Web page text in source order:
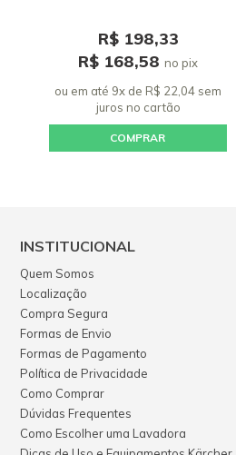
R$ 198,33
R$ 168,58 no pix
ou em até 9x de R$ 22,04 sem
juros no cartão
COMPRAR
INSTITUCIONAL
Quem Somos
Localização
Compra Segura
Formas de Envio
Formas de Pagamento
Política de Privacidade
Como Comprar
Dúvidas Frequentes
Como Escolher uma Lavadora